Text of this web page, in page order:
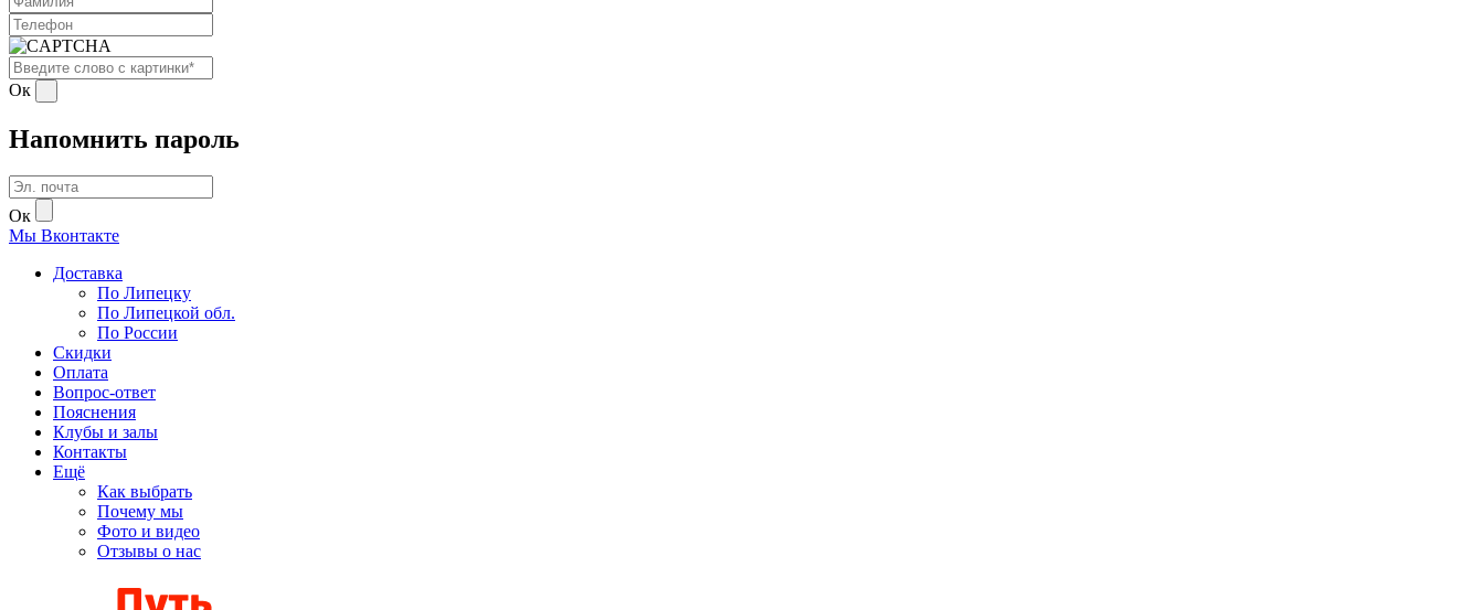
Ок
Напомнить пароль
Ок
Мы Вконтакте
Доставка
По Липецку
По Липецкой обл.
По России
Скидки
Оплата
Вопрос-ответ
Пояснения
Клубы и залы
Контакты
Ещё
Как выбрать
Почему мы
Фото и видео
Отзывы о нас